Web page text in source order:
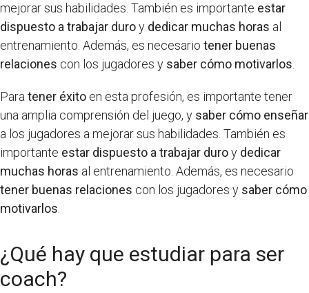
mejorar sus habilidades. También es importante estar
dispuesto a trabajar duroy dedicar muchas horas al
entrenamiento. Además, es necesario tener buenas
relaciones con los jugadores y saber cómo motivarlos
Para tener éxito en esta profesión, es importante tener
una amplia comprensión del juego, y saber cómo enseñar
a los jugadores a mejorar sus habilidades. También es
importante estar dispuesto a trabajar duroy dedicar
muchas horas al entrenamiento. Además, es necesario
tener buenas relaciones con los jugadores y saber cómo
motivarlos
¿Qué hay que estudiar para ser
coach?